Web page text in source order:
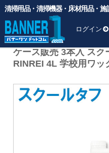
清掃用品・清掃機器・床材用品・
ログイン
HOME
商品一覧 ▼
バナーワンドットコム>商品 >
院メンテナンス
ケース販売
4L 学校用ワックス シックスク
ケース販売 3本入 スク
RINREI 4L 学校用ワッ